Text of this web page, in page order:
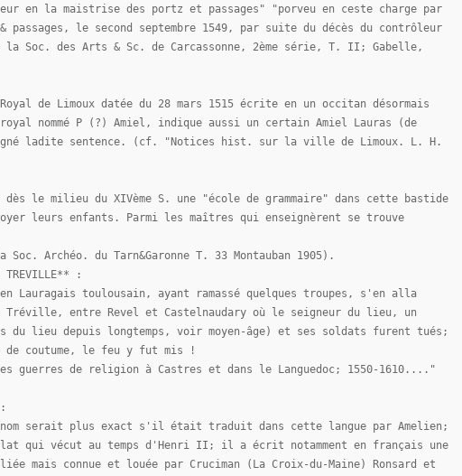
en la maistrise des portz et passages" "porveu en ceste charge par
passages, le second septembre 1549, par suite du décès du contrôleur
la Soc. des Arts & Sc. de Carcassonne, 2ème série, T. II; Gabelle,
de Limoux datée du 28 mars 1515 écrite en un occitan désormais
nommé P (?) Amiel, indique aussi un certain Amiel Lauras (de
ladite sentence. (cf. "Notices hist. sur la ville de Limoux. L. H.
le milieu du XIVème S. une "école de grammaire" dans cette bastide
leurs enfants. Parmi les maîtres qui enseignèrent se trouve
Archéo. du Tarn&Garonne T. 33 Montauban 1905).
TREVILLE** :
Lauragais toulousain, ayant ramassé quelques troupes, s'en alla
entre Revel et Castelnaudary où le seigneur du lieu, un
lieu depuis longtemps, voir moyen-âge) et ses soldats furent tués;
de coutume, le feu y fut mis !
les guerres de religion à Castres et dans le Languedoc; 1550-1610...."
nom serait plus exact s'il était traduit dans cette langue par Amelien;
qui vécut au temps d'Henri II; il a écrit notamment en français une
mais connue et louée par Cruciman (La Croix-du-Maine) Ronsard et